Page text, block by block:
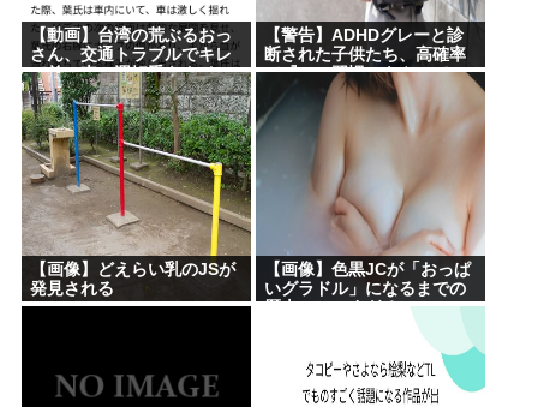
【動画】台湾の荒ぶるおっ
さん、交通トラブルでキレ
て前の車の運転手をナイフ
で斬りつけるも壮絶な返り
討ちにあう
【警告】ADHDグレーと診
断された子供たち、高確率
で『この習慣』をやってい
た→！！！
【画像】どえらい乳のJSが
発見される
【画像】色黒JCが「おっぱ
いグラドル」になるまでの
歴史、シコすぎるwww